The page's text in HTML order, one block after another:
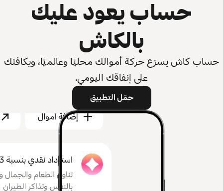
حساب يعود عليك
بالكاش
حساب كاش يسرّع حركة أموالك محليًا وعالميًا، ويكافئك
على إنفاقك اليومي.
حمّل التطبيق